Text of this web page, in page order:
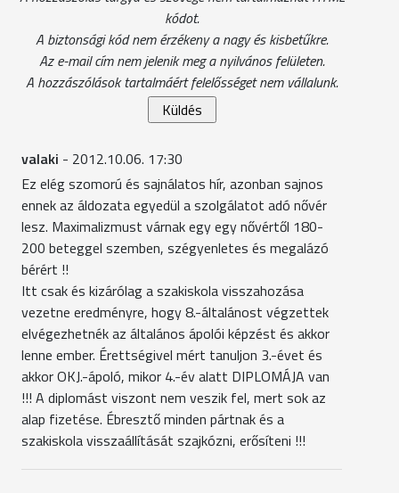
kódot.
A biztonsági kód nem érzékeny a nagy és kisbetűkre.
Az e-mail cím nem jelenik meg a nyilvános felületen.
A hozzászólások tartalmáért felelősséget nem vállalunk.
valaki - 2012.10.06. 17:30
Ez elég szomorú és sajnálatos hír, azonban sajnos
ennek az áldozata egyedül a szolgálatot adó nővér
lesz. Maximalizmust várnak egy egy nővértől 180-
200 beteggel szemben, szégyenletes és megalázó
bérért !!
Itt csak és kizárólag a szakiskola visszahozása
vezetne eredményre, hogy 8.-általánost végzettek
elvégezhetnék az általános ápolói képzést és akkor
lenne ember. Érettségivel mért tanuljon 3.-évet és
akkor OKJ.-ápoló, mikor 4.-év alatt DIPLOMÁJA van
!!! A diplomást viszont nem veszik fel, mert sok az
alap fizetése. Ébresztő minden pártnak és a
szakiskola visszaállítását szajkózni, erősíteni !!!